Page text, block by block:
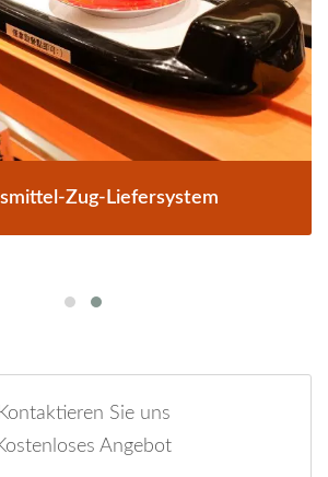
Zug-Liefersystem
Kontaktieren Sie uns
Angebot